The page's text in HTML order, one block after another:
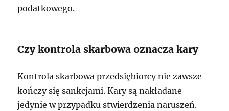
podatkowego.
Czy kontrola skarbowa oznacza kary
Kontrola skarbowa przedsiębiorcy nie zawsze
kończy się sankcjami. Kary są nakładane
jedynie w przypadku stwierdzenia naruszeń.